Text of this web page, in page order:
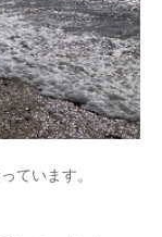
ています。